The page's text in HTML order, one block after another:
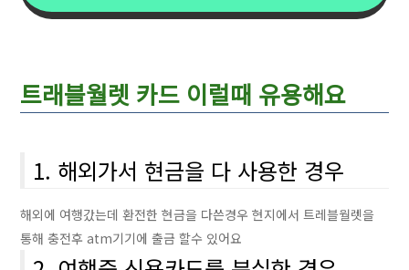
트래블월렛 카드 이럴때 유용해요
1. 해외가서 현금을 다 사용한 경우
해외에 여행갔는데 환전한 현금을 다쓴경우 현지에서 트레블월렛을
통해 충전후 atm기기에 출금 할수 있어요